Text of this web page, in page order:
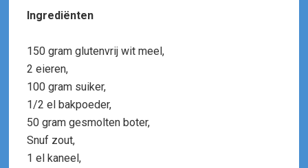
Ingrediënten
150 gram glutenvrij wit meel,
2 eieren,
100 gram suiker,
1/2 el bakpoeder,
50 gram gesmolten boter,
Snuf zout,
1 el kaneel,